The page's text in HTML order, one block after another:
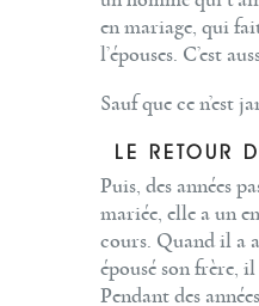
en mariage, qui
l’épouses. C’est
Sauf que ce n’est
LE RETOUR
Puis, des années
mariée, elle a un
cours. Quand il a
épousé son frère,
Pendant des